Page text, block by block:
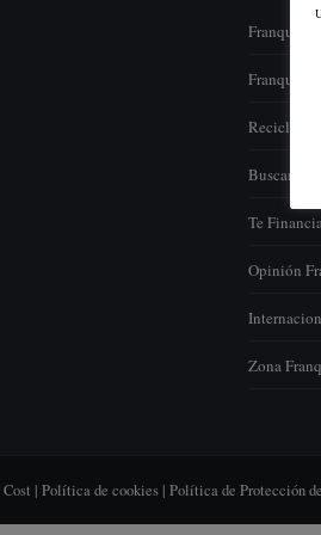
Franquíciate
Franquicia
Reciclamos
Buscamos
Te
Opinión
Zona
| Política de cookies | Política de Protección